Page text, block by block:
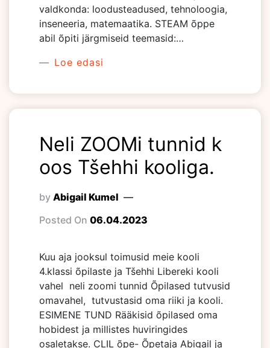
valdkonda: loodusteadused, tehnoloogia,
inseneeria, matemaatika. STEAM õppe
abil õpiti järgmiseid teemasid:…
Loe edasi
Neli ZOOMi tunnid k
oos Tšehhi kooliga.
by Abigail Kumel
Posted On 06.04.2023
Kuu aja jooksul toimusid meie kooli
4.klassi õpilaste ja Tšehhi Libereki kooli
vahel neli zoomi tunnid Õpilased tutvusid
omavahel, tutvustasid oma riiki ja kooli.
ESIMENE TUND Rääkisid õpilased oma
hobidest ja millistes huviringides
osaletakse. CLIL õpe- Õpetaja Abigail ja